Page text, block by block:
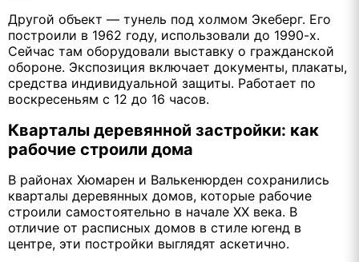
Другой объект — тунель под холмом Экеберг. Его
построили в 1962 году, использовали до 1990-х.
Сейчас там оборудовали выставку о гражданской
обороне. Экспозиция включает документы, плакаты,
средства индивидуальной защиты. Работает по
воскресеньям с 12 до 16 часов.
Кварталы деревянной застройки: как
рабочие строили дома
В районах Хюмарен и Валькенюрден сохранились
кварталы деревянных домов, которые рабочие
строили самостоятельно в начале XX века. В
отличие от расписных домов в стиле югенд в
центре, эти постройки выглядят аскетично.